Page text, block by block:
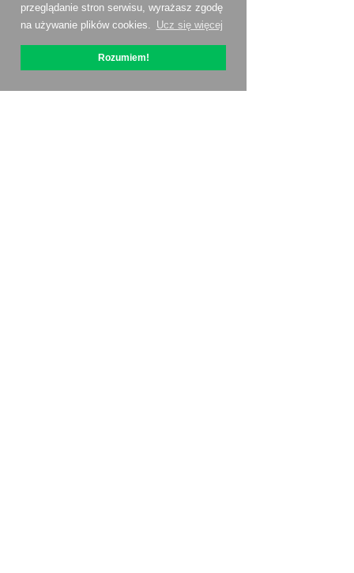
przeglądanie stron serwisu, wyrażasz zgodę
na używanie plików cookies. Ucz się więcej
Rozumiem!